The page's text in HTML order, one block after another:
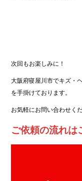
次回もお楽しみに！
大阪府寝屋川市でキズ・
を手掛けております。
お気軽にお問い合わせくだ
ご依頼の流れは